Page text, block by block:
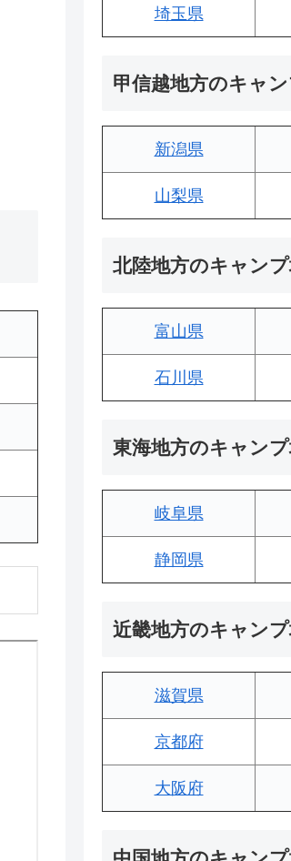
埼玉県
甲信越地方のキャ
新潟県
山梨県
北陸地方のキャン
富山県
石川県
東海地方のキャン
岐阜県
静岡県
近畿地方のキャン
滋賀県
京都府
大阪府